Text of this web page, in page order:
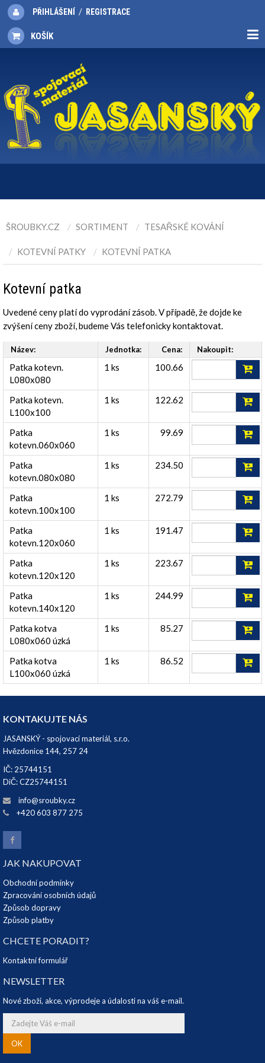
PŘIHLÁŠENÍ / REGISTRACE
KOŠÍK
ŠROUBKY.CZ SORTIMENT TESAŘSKÉ KOVÁNÍ
KOTEVNÍ PATKY KOTEVNÍ PATKA
Kotevní patka
Uvedené ceny platí do vyprodání zásob. V případě, že dojde ke
zvýšení ceny zboží, budeme Vás telefonicky kontaktovat.
Název: Jednotka: Cena: Nakoupit:
Patka kotevn.
L080x080
1 ks 100.66
Patka kotevn.
L100x100
1 ks 122.62
Patka
kotevn.060x060
1 ks 99.69
Patka
kotevn.080x080
1 ks 234.50
Patka
kotevn.100x100
1 ks 272.79
Patka
kotevn.120x060
1 ks 191.47
Patka
kotevn.120x120
1 ks 223.67
Patka
kotevn.140x120
1 ks 244.99
Patka kotva
L080x060 úzká
1 ks 85.27
Patka kotva
L100x060 úzká
1 ks 86.52
KONTAKUJTE NÁS
JASANSKÝ - spojovací materiál, s.r.o.
Hvězdonice 144, 257 24
IČ: 25744151
DiČ: CZ25744151
info@sroubky.cz
+420 603 877 275
JAK NAKUPOVAT
Obchodní podmínky
Zpracování osobních údajů
Způsob dopravy
Způsob platby
CHCETE PORADIT?
Kontaktní formulář
NEWSLETTER
Nové zboží, akce, výprodeje a údalosti na váš e-mail.
OK